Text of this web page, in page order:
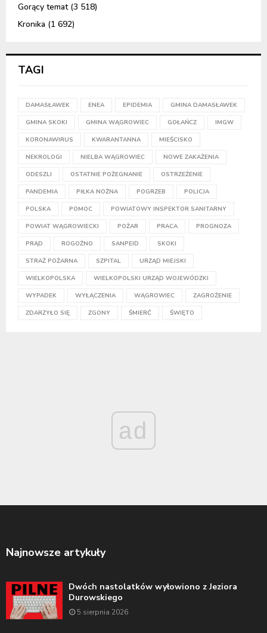
Gorący temat(3 518)
Kronika (1 692)
TAGI
DAMASŁAWEK ENEA EPIDEMIA GMINA DAMASŁAWEK
GMINA SKOKI GMINA WĄGROWIEC GOŁAŃCZ IMGW
KORONAWIRUS KWARANTANNA MIEŚCISKO
NEKROLOGI NIELBA WĄGROWIEC NOWE ZAKAŻENIA
ODESZLI OSTATNIE POŻEGNANIE OSTRZEŻENIE
PANDEMIA PIŁKA NOŻNA POGRZEB POLICJA
POLSKA POMOC POWIATOWY INSPEKTOR SANITARNY
POWIAT WĄGROWIECKI POŻAR PRACA PROGNOZA
PRĄD ROGOŹNO SANPEID SKOKI
STRAŻ POŻARNA SZPITAL URZĄD MIEJSKI
WIELKOPOLSKA WIELKOPOLSKI URZĄD WOJEWÓDZKI
WYPADEK WYŁĄCZENIA WĄGROWIEC ZAGROŻENIE
ZDARZYŁO SIĘ ZGONY ŚMIERĆ ŚWIĘTO
ad
Najnowsze artykuły
Dwóch nastolatków wyłowiono z Jeziora
Durowskiego
5 sierpnia 2026